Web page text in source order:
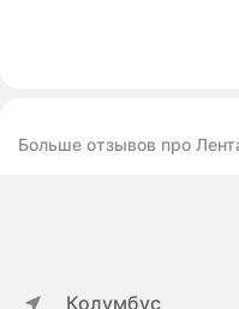
Больше отзывов про
Колумбус